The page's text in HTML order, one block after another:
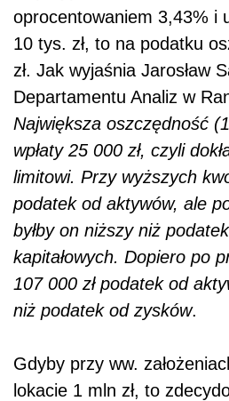
oprocentowaniem 3,43% i
10 tys. zł, to na podatku
zł. Jak wyjaśnia Jarosław
Departamentu Analiz w
Największa oszczędność
wpłaty 25 000 zł, czyli
limitowi. Przy wyższych
podatek od aktywów, ale
byłby on niższy niż
kapitałowych. Dopiero po
107 000 zł podatek od
niż podatek od zysków.
Gdyby przy ww.
lokacie 1 mln zł, to